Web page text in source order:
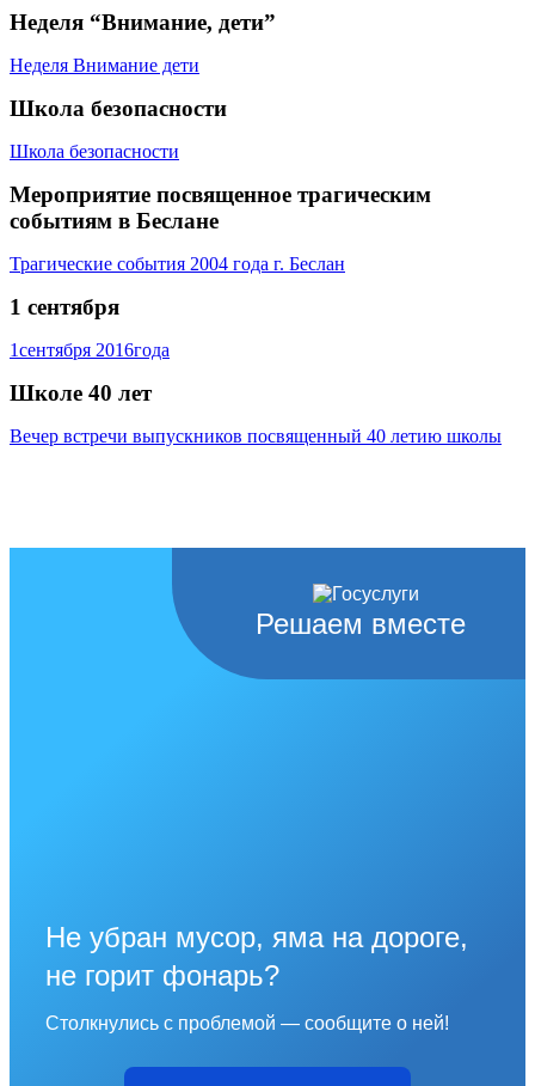
Неделя “Внимание, дети”
Неделя Внимание дети
Школа безопасности
Школа безопасности
Мероприятие посвященное трагическим
событиям в Беслане
Трагические события 2004 года г. Беслан
1 сентября
1сентября 2016года
Школе 40 лет
Вечер встречи выпускников посвященный 40 летию школы
Решаем вместе
Не убран мусор, яма на дороге,
не горит фонарь?
Столкнулись с проблемой — сообщите о ней!